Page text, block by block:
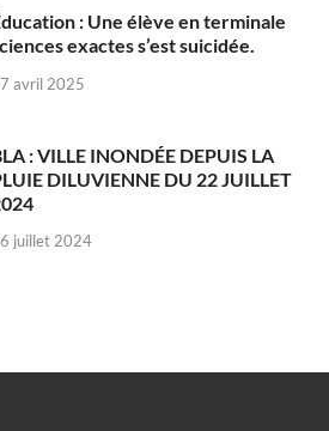
: Une élève en terminale
exactes s’est suicidée.
avril 2025
: VILLE INONDÉE DEPUIS LA
DILUVIENNE DU 22 JUILLET
juillet 2024